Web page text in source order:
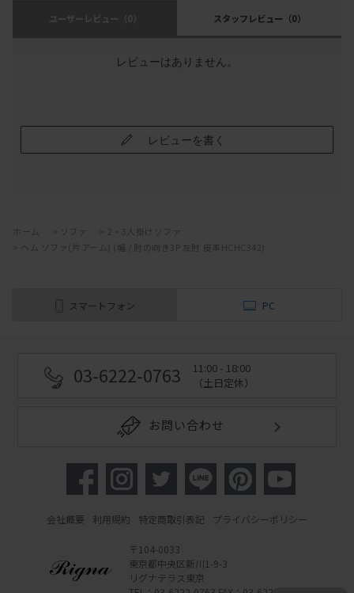
ユーザーレビュー （0） スタッフレビュー （0）
レビューはありません。
レビューを書く
ホーム ソファ
2・3人掛けソファ
ヘム ソファ(片アーム) (幅 / 肘の向き3P 左肘 皮革HCHC342)
スマートフォン PC
03-6222-0763
11:00 - 18:00
（土日定休）
お問い合わせ
会社概要 利用規約 特定商取引表記 プライバシーポリシー
〒104-0033
東京都中央区新川1-9-3
リグナテラス東京